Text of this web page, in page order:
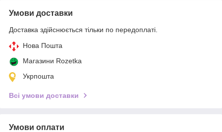
Умови доставки
Доставка здійснюється тільки по передоплаті.
Нова Пошта
Магазини Rozetka
Укрпошта
Всі умови доставки
Умови оплати